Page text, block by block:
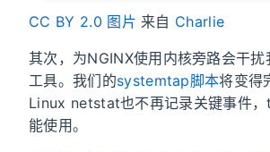
CC BY 2.0 图片 来自 Charlie
其次，为NGINX使用内核旁路会干
工具。我们的systemtap脚本将变得
Linux netstat也不再记录关键事件
能使用。